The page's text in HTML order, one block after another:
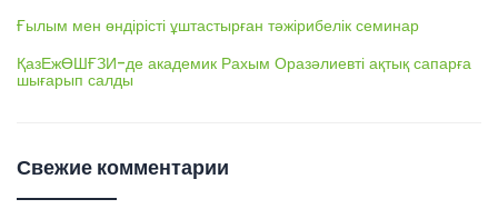
Ғылым мен өндірісті ұштастырған тәжірибелік семинар
ҚазЕжӨШҒЗИ-де академик Рахым Оразәлиевті ақтық сапарға
шығарып салды
Свежие комментарии